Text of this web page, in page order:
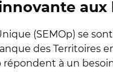
(SEMOp) se
des Territoires
répondent à un